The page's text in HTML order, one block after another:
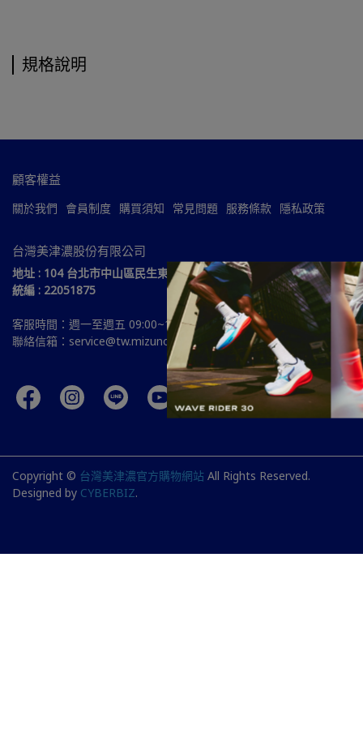
規格說明
顧客權益
關於我們 會員制度 購買須知 常見問題 服務條款 隱私政策
台灣美津濃股份有限公司
地址 : 104 台北市中山區民生東路三段51號15樓
統編 : 22051875
客服時間：週一至週五 09:00~18:00
聯絡信箱：service@tw.mizuno.com
Copyright © 台灣美津濃官方購物網站 All Rights Reserved.
Designed by CYBERBIZ.